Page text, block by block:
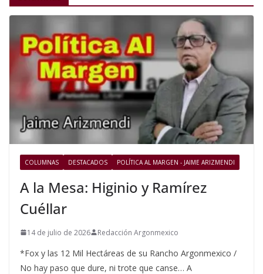
COLUMNAS DESTACADOS POLÍTICA AL MARGEN - JAIME ARIZMENDI
A la Mesa: Higinio y Ramírez
Cuéllar
14 de julio de 2026 Redacción Argonmexico
*Fox y las 12 Mil Hectáreas de su Rancho Argonmexico /
No hay paso que dure, ni trote que canse… A